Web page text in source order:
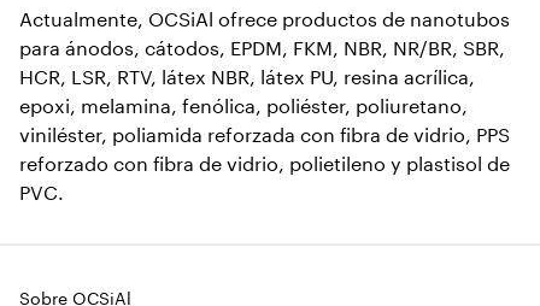
Actualmente, OCSiAl ofrece productos de nanotubos
para ánodos, cátodos, EPDM, FKM, NBR, NR/BR, SBR,
HCR, LSR, RTV, látex NBR, látex PU, resina acrílica,
epoxi, melamina, fenólica, poliéster, poliuretano,
viniléster, poliamida reforzada con fibra de vidrio, PPS
reforzado con fibra de vidrio, polietileno y plastisol de
PVC.
Sobre OCSiAl